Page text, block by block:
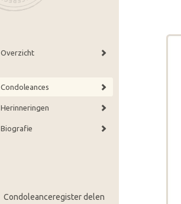
Overzicht
Condoleances
Herinneringen
Biografie
Condoleanceregister delen